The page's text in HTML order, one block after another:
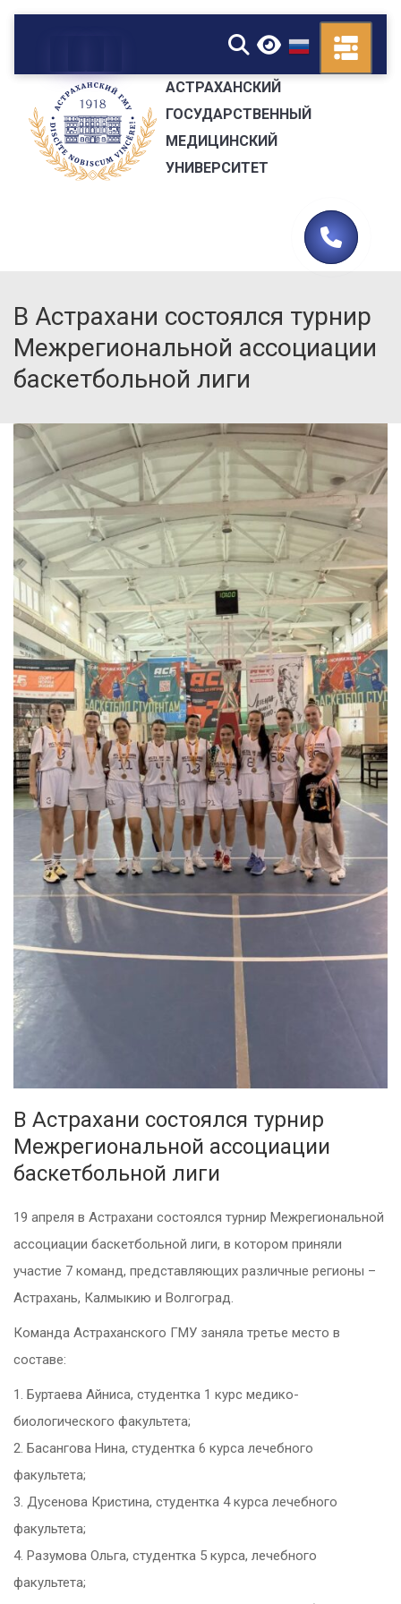
▼
АСТРАХАНСКИЙ
ГОСУДАРСТВЕННЫЙ
МЕДИЦИНСКИЙ
УНИВЕРСИТЕТ
В Астрахани состоялся турнир
Межрегиональной ассоциации
баскетбольной лиги
В Астрахани состоялся турнир
Межрегиональной ассоциации
баскетбольной лиги
19 апреля в Астрахани состоялся турнир Межрегиональной
ассоциации баскетбольной лиги, в котором приняли
участие 7 команд, представляющих различные регионы –
Астрахань, Калмыкию и Волгоград.
Команда Астраханского ГМУ заняла третье место в
составе:
1. Буртаева Айниса, студентка 1 курс медико-
биологического факультета;
2. Басангова Нина, студентка 6 курса лечебного
факультета;
3. Дусенова Кристина, студентка 4 курса лечебного
факультета;
4. Разумова Ольга, студентка 5 курса, лечебного
факультета;